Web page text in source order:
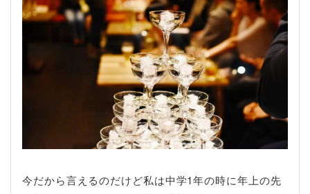
今だから言えるのだけど私は中学1年の時に年上の先